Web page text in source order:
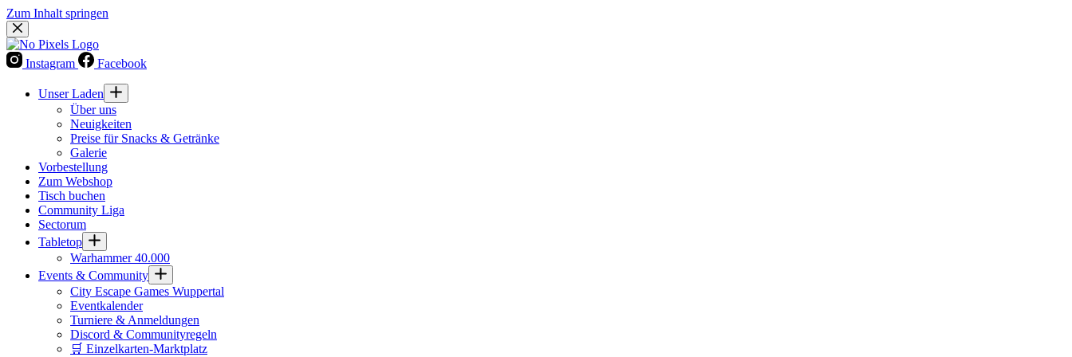
Zum Inhalt springen
Instagram Facebook
Unser Laden
Über uns
Neuigkeiten
Preise für Snacks & Getränke
Galerie
Vorbestellung
Zum Webshop
Tisch buchen
Community Liga
Sectorum
Tabletop
Warhammer 40.000
Events & Community
City Escape Games Wuppertal
Eventkalender
Turniere & Anmeldungen
Discord & Communityregeln
🛒 Einzelkarten-Marktplatz